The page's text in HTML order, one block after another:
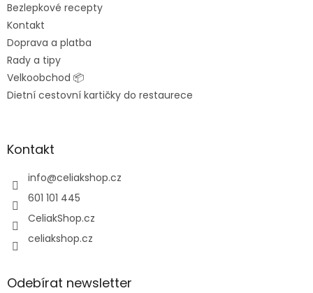
Bezlepkové recepty
Kontakt
Doprava a platba
Rady a tipy
Velkoobchod 📦
Dietní cestovní kartičky do restaurece
Kontakt
info@celiakshop.cz
601 101 445
CeliakShop.cz
celiakshop.cz
Odebírat newsletter